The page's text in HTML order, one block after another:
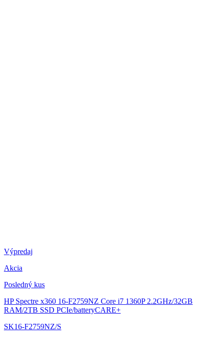
Výpredaj
Akcia
Posledný kus
HP Spectre x360 16-F2759NZ Core i7 1360P 2.2GHz/32GB
RAM/2TB SSD PCIe/batteryCARE+
SK16-F2759NZ/S